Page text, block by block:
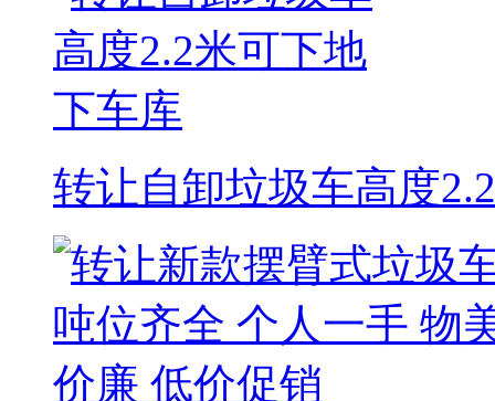
转让自卸垃圾车高度